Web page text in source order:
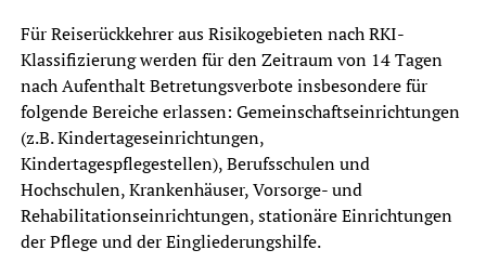
Für Reiserückkehrer aus Risikogebieten nach RKI-
Klassifizierung werden für den Zeitraum von 14 Tagen
nach Aufenthalt Betretungsverbote insbesondere für
folgende Bereiche erlassen: Gemeinschaftseinrichtungen
(z.B. Kindertageseinrichtungen,
Kindertagespflegestellen), Berufsschulen und
Hochschulen, Krankenhäuser, Vorsorge- und
Rehabilitationseinrichtungen, stationäre Einrichtungen
der Pflege und der Eingliederungshilfe.